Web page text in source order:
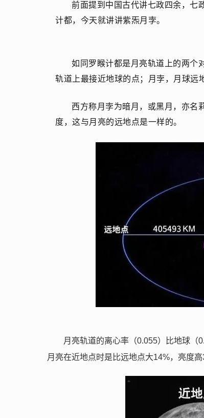
前面提到中国古代讲七政四余，七
计都，今天就讲讲紫炁月孛。
如同罗睺计都是月亮轨道上的两个
轨道上最接近地球的点；月孛，月球远
西方称月孛为暗月，或黑月，亦名
度，这与月亮的远地点是一样的。
月亮轨道的离心率（0.055）比地球（
月亮在近地点时是比远地点大14%，亮度